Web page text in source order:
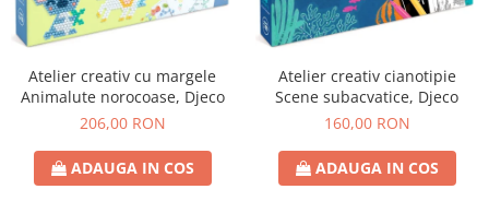
Atelier creativ cu margele
Animalute norocoase, Djeco
206,00 RON
ADAUGA IN COS
Atelier creativ cianotipie
Scene subacvatice, Djeco
160,00 RON
ADAUGA IN COS